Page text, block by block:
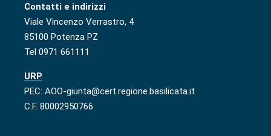
Contatti e indirizzi
Viale Vincenzo Verrastro, 4
85100 Potenza PZ
Tel 0971 661111
URP
PEC: AOO-giunta@cert.regione.basilicata.it
C.F. 80002950766